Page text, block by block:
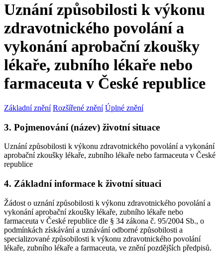
Uznání způsobilosti k výkonu
zdravotnického povolání a
vykonání aprobační zkoušky
lékaře, zubního lékaře nebo
farmaceuta v České republice
Základní znění Rozšířené znění Úplné znění
3. Pojmenování (název) životní situace
Uznání způsobilosti k výkonu zdravotnického povolání a vykonání
aprobační zkoušky lékaře, zubního lékaře nebo farmaceuta v České
republice
4. Základní informace k životní situaci
Žádost o uznání způsobilosti k výkonu zdravotnického povolání a
vykonání aprobační zkoušky lékaře, zubního lékaře nebo
farmaceuta v České republice dle § 34 zákona č. 95/2004 Sb., o
podmínkách získávání a uznávání odborné způsobilosti a
specializované způsobilosti k výkonu zdravotnického povolání
lékaře, zubního lékaře a farmaceuta, ve znění pozdějších předpisů.